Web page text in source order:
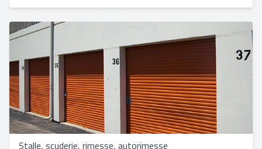
Stalle, scuderie, rimesse, autorimesse